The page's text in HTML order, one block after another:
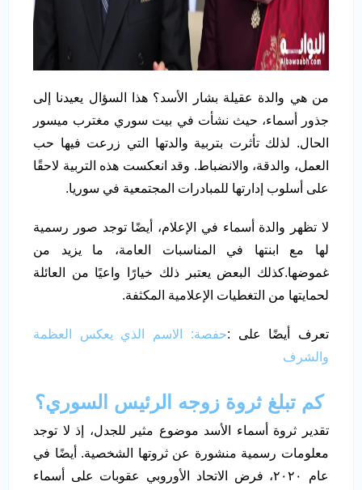
من هي والدة عقيلة بشار الأسد؟ هذا السؤال يعيدنا إلى
جذور أسماء، حيث نشأت في بيت سوري مغترب ميسور
الحال. لذلك تأثرت بتربية والدتها التي زرعت فيها حب
العمل، والدقة، والانضباط. وقد انعكست هذه التربية لاحقًا
على أسلوب إدارتها للمبادرات المجتمعية في سوريا.
لا تظهر والدة أسماء في الإعلام، أيضًا توجد صور رسمية
لها مع ابنتها في المناسبات العامة، ما يزيد من
غموضها.كذلك البعض يعتبر ذلك خيارًا واعيًا من العائلة
لحمايتها من التغطيات الإعلامية المكثفة.
تعرف أيضًا على :حفصة: الاسم الذي يعكس العظمة
والشرف
كم تبلغ ثروة زوجه الرئيس السوري؟
تقدير ثروة أسماء الأسد موضوع مثير للجدل، إذ لا توجد
معلومات رسمية منشورة عن ثروتها الشخصية. أيضًا في
عام ٢٠٢٠، فرض الاتحاد الأوروبي عقوبات على أسماء